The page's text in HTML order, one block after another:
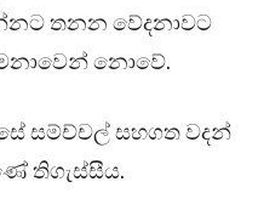
තනන වේදනාවට
නොවේ.
සම්ච්චල් සහගත වදන්
තිගැස්සීය.